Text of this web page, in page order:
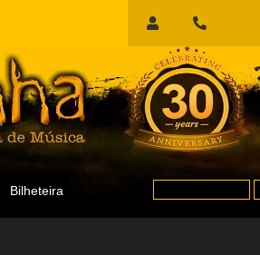
Início
Sessão
Bilheteira